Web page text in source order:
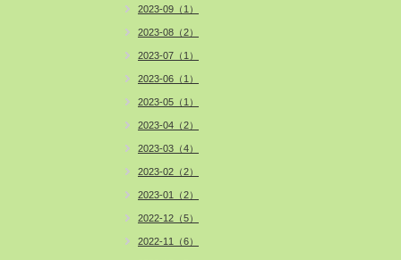
2023-09（1）
2023-08（2）
2023-07（1）
2023-06（1）
2023-05（1）
2023-04（2）
2023-03（4）
2023-02（2）
2023-01（2）
2022-12（5）
2022-11（6）